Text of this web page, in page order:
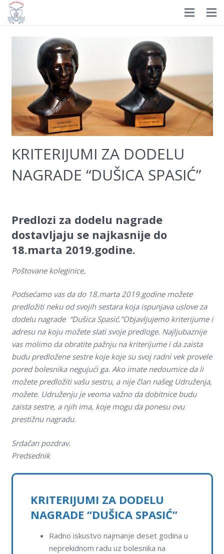
Prijavite se
HOME
Istorijat
Organizacija
Nagrade
Dokumenti
Novosti
Izdavaštvo
Galerija
Kontakt
KRITERIJUMI ZA DODELU
NAGRADE “DUŠICA SPASIĆ”
Predlozi za dodelu nagrade
dostavlјaju se najkasnije do
18.marta 2019.godine.
Poštovane koleginice,
Podsećamo vas da do 18.marta 2019.godine možete
predložiti neku od svojih sestara koja ispunjava uslove za
dodelu nagrade “Dušica Spasić.”Objavlјujemo kriterijume i
adresu na koju možete slati svoje predloge. Najlјubaznije
vas molimo da obratite pažnju na kriterijume i da zaista
budu predložene sestre koje koje su svoj radni vek provele
pored bolesnika negujući ga. Ako imate nedoumice da li
možete predložiti vašu sestru, a nije član našeg Udruženja,
možete. Udruženju je veoma važno da dobitnice budu
zaista sestre, a njih ima, koje mogu da ponesu ovu
prestižnu nagradu.
Srdačan pozdrav.
Predsednik
KRITERIJUMI ZA DODELU
NAGRADE “DUŠICA SPASIĆ”
Radno iskustvo najmanje deset godina u
neprekidnom radu uz bolesnika na